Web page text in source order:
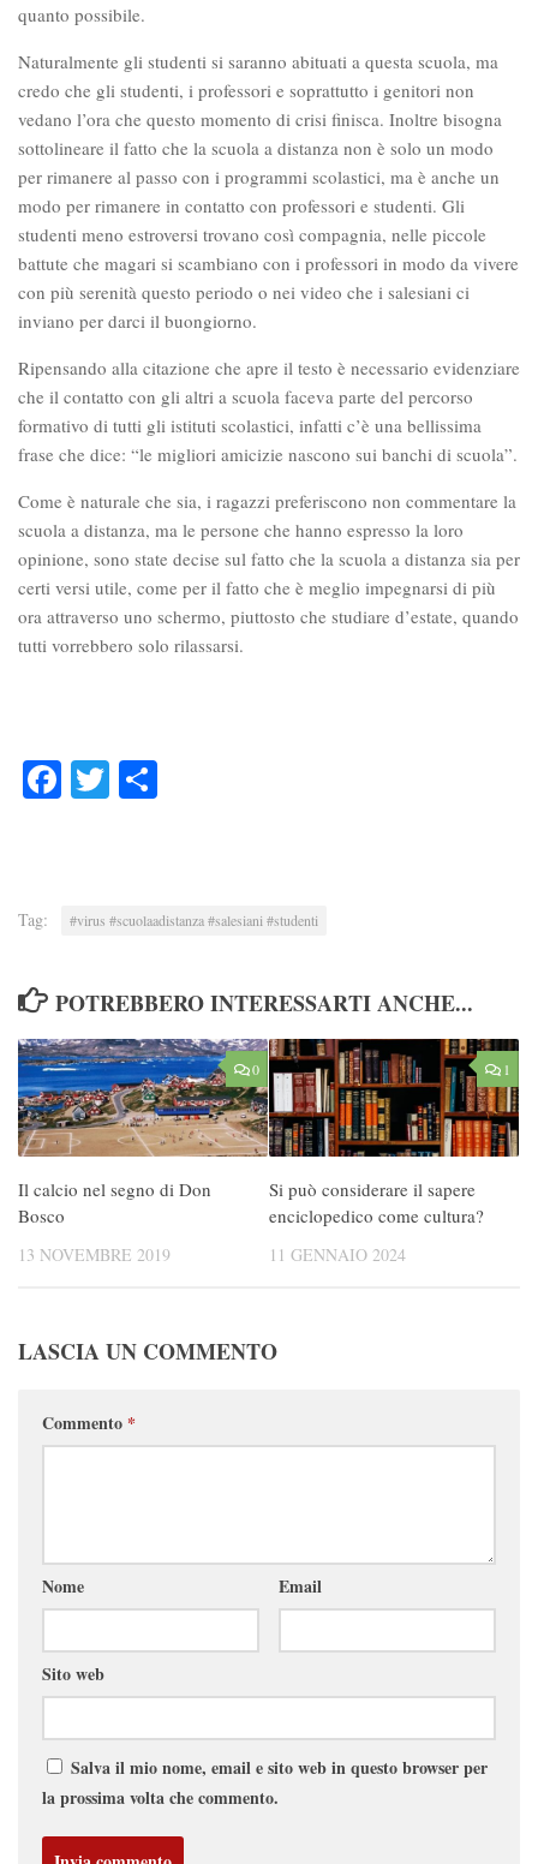
quanto possibile.
Naturalmente gli studenti si saranno abituati a questa scuola, ma
credo che gli studenti, i professori e soprattutto i genitori non
vedano l’ora che questo momento di crisi finisca. Inoltre bisogna
sottolineare il fatto che la scuola a distanza non è solo un modo
per rimanere al passo con i programmi scolastici, ma è anche un
modo per rimanere in contatto con professori e studenti. Gli
studenti meno estroversi trovano così compagnia, nelle piccole
battute che magari si scambiano con i professori in modo da vivere
con più serenità questo periodo o nei video che i salesiani ci
inviano per darci il buongiorno.
Ripensando alla citazione che apre il testo è necessario evidenziare
che il contatto con gli altri a scuola faceva parte del percorso
formativo di tutti gli istituti scolastici, infatti c’è una bellissima
frase che dice: “le migliori amicizie nascono sui banchi di scuola”.
Come è naturale che sia, i ragazzi preferiscono non commentare la
scuola a distanza, ma le persone che hanno espresso la loro
opinione, sono state decise sul fatto che la scuola a distanza sia per
certi versi utile, come per il fatto che è meglio impegnarsi di più
ora attraverso uno schermo, piuttosto che studiare d’estate, quando
tutti vorrebbero solo rilassarsi.
FacebookTwitter
Tag: #virus #scuolaadistanza #salesiani #studenti
POTREBBERO INTERESSARTI ANCHE...
0
Il calcio nel segno di Don
Bosco
13 NOVEMBRE 2019
1
Si può considerare il sapere
enciclopedico come cultura?
11 GENNAIO 2024
LASCIA UN COMMENTO
Commento *
Nome Email
Sito web
Salva il mio nome, email e sito web in questo browser per
la prossima volta che commento.